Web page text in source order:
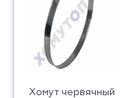
Хомут червячный